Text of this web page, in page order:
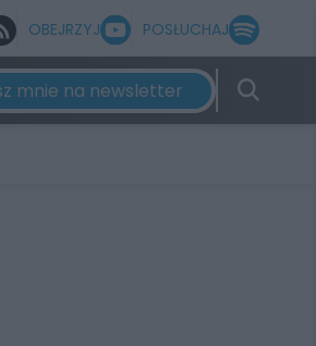
OBEJRZYJ POSŁUCHAJ
mnie na newsletter